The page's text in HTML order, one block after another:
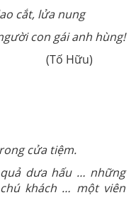
cắt, lửa nung
con gái anh hùng!
cửa tiệm.
dưa hấu … những
khách … một viên